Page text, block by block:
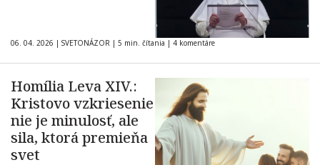
06. 04. 2026 | SVETONÁZOR | 5 min. čítania | 4 komentáre
Homília Leva XIV.:
Kristovo vzkriesenie
nie je minulosť, ale
sila, ktorá premieňa
svet